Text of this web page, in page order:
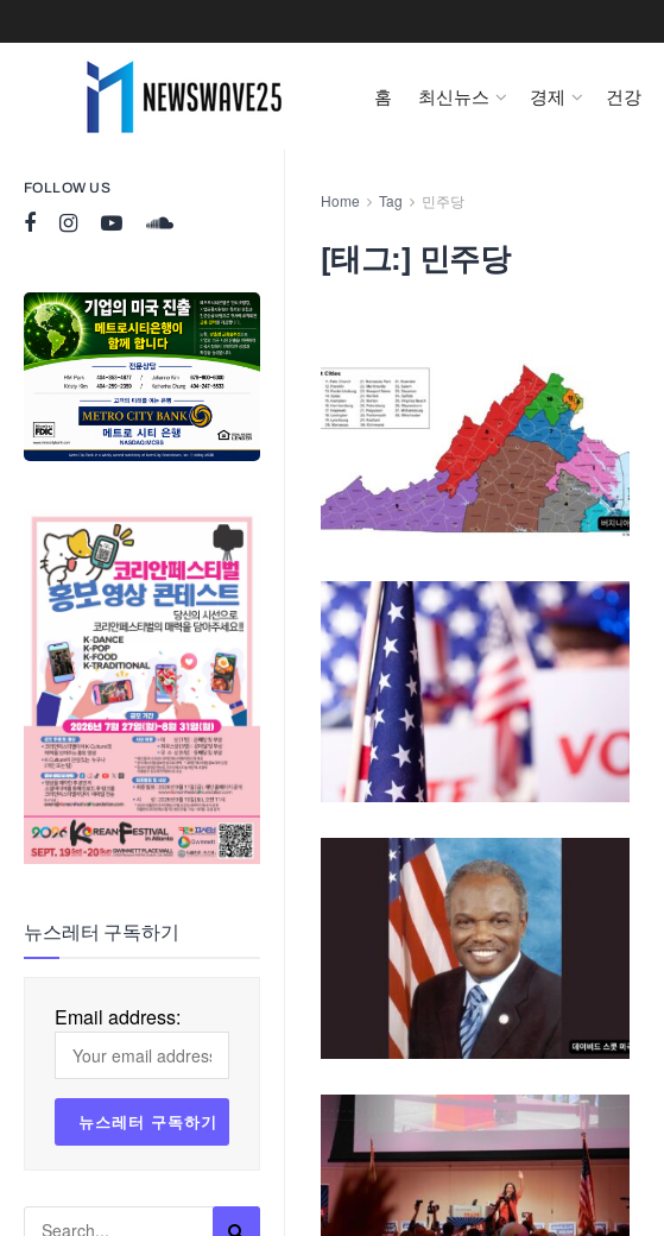
FOLLOW US
뉴스레터 구독하기
Email address:
홈 최신뉴스 경제 건강
Home Tag 민주당
[태그:] 민주당